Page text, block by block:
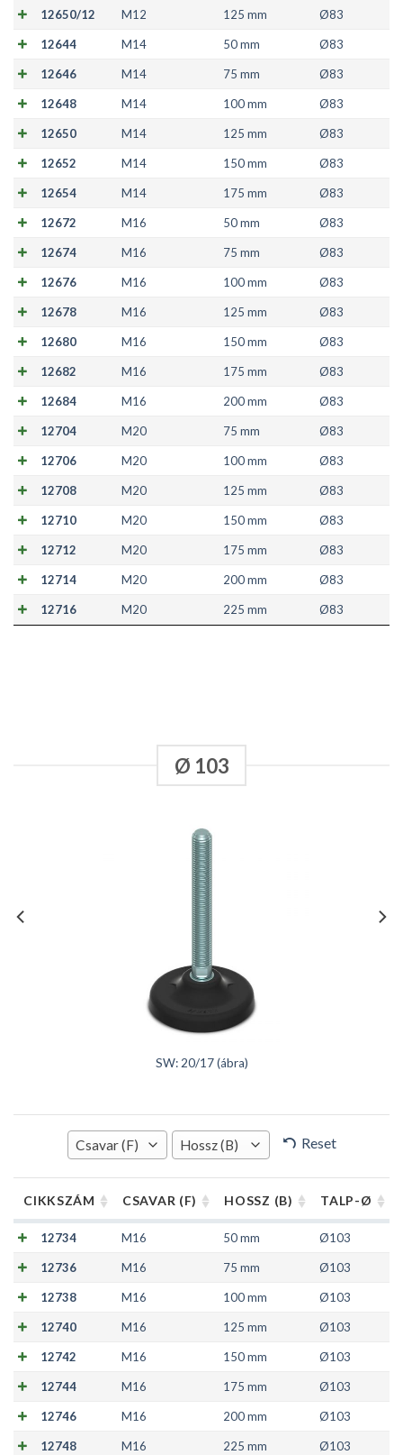
12650/12 M12 125 mm Ø83
12644 M14 50 mm Ø83
12646 M14 75 mm Ø83
12648 M14 100 mm Ø83
12650 M14 125 mm Ø83
12652 M14 150 mm Ø83
12654 M14 175 mm Ø83
12672 M16 50 mm Ø83
12674 M16 75 mm Ø83
12676 M16 100 mm Ø83
12678 M16 125 mm Ø83
12680 M16 150 mm Ø83
12682 M16 175 mm Ø83
12684 M16 200 mm Ø83
12704 M20 75 mm Ø83
12706 M20 100 mm Ø83
12708 M20 125 mm Ø83
12710 M20 150 mm Ø83
12712 M20 175 mm Ø83
12714 M20 200 mm Ø83
12716 M20 225 mm Ø83
Ø 103
SW: 20/17 (ábra)
Csavar (F) Hossz (B) Reset
CIKKSZÁM CSAVAR (F) HOSSZ (B) TALP-Ø
12734 M16 50 mm Ø103
12736 M16 75 mm Ø103
12738 M16 100 mm Ø103
12740 M16 125 mm Ø103
12742 M16 150 mm Ø103
12744 M16 175 mm Ø103
12746 M16 200 mm Ø103
12748 M16 225 mm Ø103